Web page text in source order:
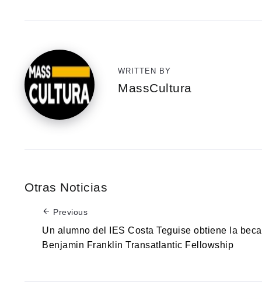
WRITTEN BY
MassCultura
Otras Noticias
Previous
Un alumno del IES Costa Teguise obtiene la beca
Benjamin Franklin Transatlantic Fellowship